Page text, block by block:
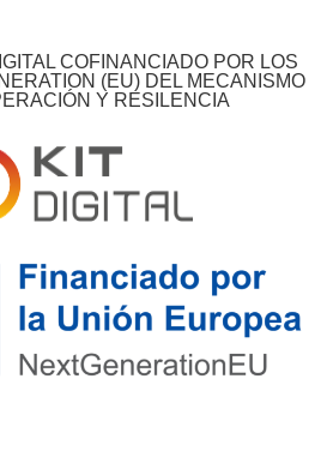
COFINANCIADO POR LOS
(EU) DEL MECANISMO
Y RESILENCIA